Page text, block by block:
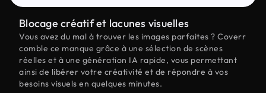
Blocage créatif et lacunes visuelles
Vous avez du mal à trouver les images parfaites ? Coverr
comble ce manque grâce à une sélection de scènes
réelles et à une génération IA rapide, vous permettant
ainsi de libérer votre créativité et de répondre à vos
besoins visuels en quelques minutes.